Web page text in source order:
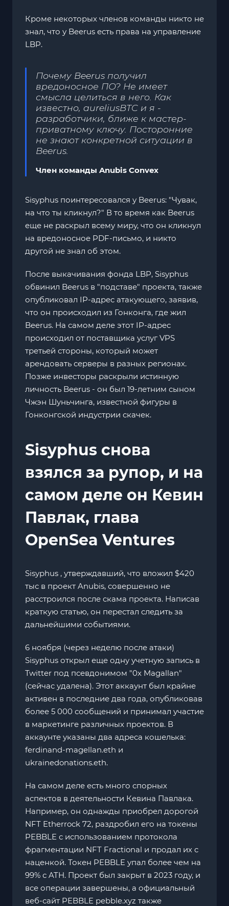
Кроме некоторых членов команды никто не
знал, что у Beerus есть права на управление
LBP.
Почему Beerus получил
вредоносное ПО? Не имеет
смысла целиться в него. Как
известно, aureliusBTC и я -
разработчики, ближе к мастер-
приватному ключу. Посторонние
не знают конкретной ситуации в
Beerus.
Член команды Anubis Convex
Sisyphus поинтересовался у Beerus: "Чувак,
на что ты кликнул?" В то время как Beerus
еще не раскрыл всему миру, что он кликнул
на вредоносное PDF-письмо, и никто
другой не знал об этом.
После выкачивания фонда LBP, Sisyphus
обвинил Beerus в "подставе" проекта, также
опубликовал IP-адрес атакующего, заявив,
что он происходил из Гонконга, где жил
Beerus. На самом деле этот IP-адрес
происходил от поставщика услуг VPS
третьей стороны, который может
арендовать серверы в разных регионах.
Позже инвесторы раскрыли истинную
личность Beerus - он был 19-летним сыном
Чжэн Шуньчинга, известной фигуры в
Гонконгской индустрии скачек.
Sisyphus снова
взялся за рупор, и на
самом деле он Кевин
Павлак, глава
OpenSea Ventures
Sisyphus , утверждавший, что вложил $420
тыс в проект Anubis, совершенно не
расстроился после скама проекта. Написав
краткую статью, он перестал следить за
дальнейшими событиями.
6 ноября (через неделю после атаки)
Sisyphus открыл еще одну учетную запись в
Twitter под псевдонимом "0x Magallan"
(сейчас удалена). Этот аккаунт был крайне
активен в последние два года, опубликовав
более 5 000 сообщений и принимал участие
в маркетинге различных проектов. В
аккаунте указаны два адреса кошелька:
ferdinand-magellan.eth и
ukrainedonations.eth.
На самом деле есть много спорных
аспектов в деятельности Кевина Павлака.
Например, он однажды приобрел дорогой
NFT Etherrock 72, раздробил его на токены
PEBBLE с использованием протокола
фрагментации NFT Fractional и продал их с
наценкой. Токен PEBBLE упал более чем на
99% с ATH. Проект был закрыт в 2023 году, и
все операции завершены, а официальный
веб-сайт PEBBLE pebble.xyz также